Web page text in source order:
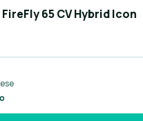
65 CV Hybrid Icon